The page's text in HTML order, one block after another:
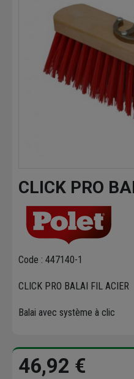
CLICK PRO
Code : 447140-1
CLICK PRO BALAI FIL ACIER
Balai avec système à clic
46,92 €